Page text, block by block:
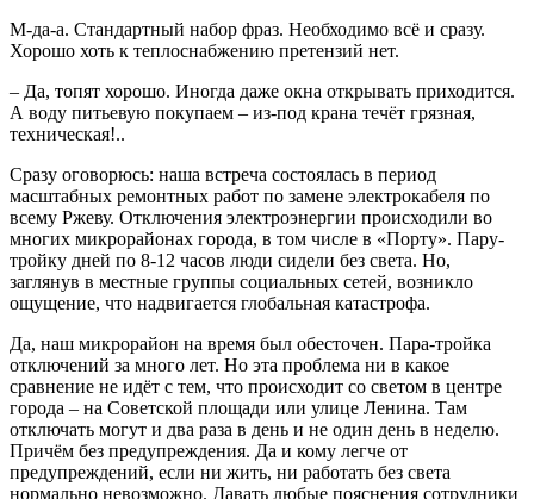
М-да-а. Стандартный набор фраз. Необходимо всё и сразу.
Хорошо хоть к теплоснабжению претензий нет.
– Да, топят хорошо. Иногда даже окна открывать приходится.
А воду питьевую покупаем – из-под крана течёт грязная,
техническая!..
Сразу оговорюсь: наша встреча состоялась в период
масштабных ремонтных работ по замене электрокабеля по
всему Ржеву. Отключения электроэнергии происходили во
многих микрорайонах города, в том числе в «Порту». Пару-
тройку дней по 8-12 часов люди сидели без света. Но,
заглянув в местные группы социальных сетей, возникло
ощущение, что надвигается глобальная катастрофа.
Да, наш микрорайон на время был обесточен. Пара-тройка
отключений за много лет. Но эта проблема ни в какое
сравнение не идёт с тем, что происходит со светом в центре
города – на Советской площади или улице Ленина. Там
отключать могут и два раза в день и не один день в неделю.
Причём без предупреждения. Да и кому легче от
предупреждений, если ни жить, ни работать без света
нормально невозможно. Давать любые пояснения сотрудники